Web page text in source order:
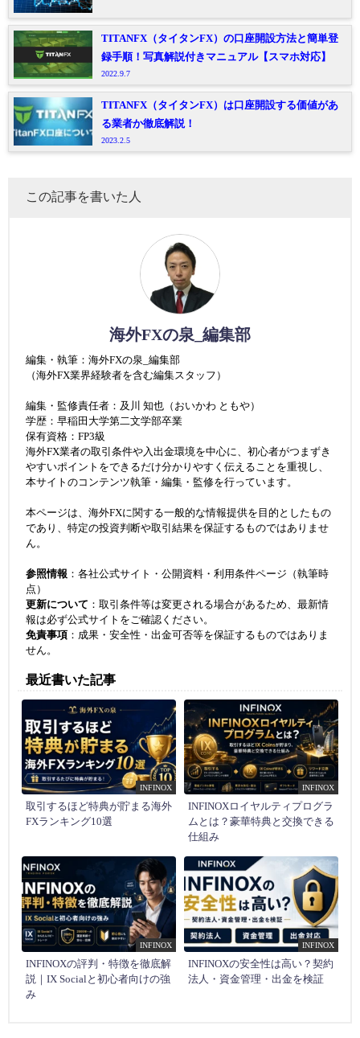
TITANFX（タイタンFX）の口座開設方法と簡単登
録手順！写真解説付きマニュアル【スマホ対応】
2022.9.7
TITANFX（タイタンFX）は口座開設する価値があ
る業者か徹底解説！
2023.2.5
この記事を書いた人
海外FXの泉_編集部
編集・執筆：海外FXの泉_編集部
（海外FX業界経験者を含む編集スタッフ）
編集・監修責任者：及川 知也（おいかわ ともや）
学歴：早稲田大学第二文学部卒業
保有資格：FP3級
海外FX業者の取引条件や入出金環境を中心に、初心者がつまずき
やすいポイントをできるだけ分かりやすく伝えることを重視し、
本サイトのコンテンツ執筆・編集・監修を行っています。
本ページは、海外FXに関する一般的な情報提供を目的としたもの
であり、特定の投資判断や取引結果を保証するものではありませ
ん。
参照情報 ：各社公式サイト・公開資料・利用条件ページ（執筆時
点）
更新について ：取引条件等は変更される場合があるため、最新情
報は必ず公式サイトをご確認ください。
免責事項 ：成果・安全性・出金可否等を保証するものではありま
せん。
最近書いた記事
INFINOX
取引するほど特典が貯まる海外
FXランキング10選
INFINOX
INFINOXロイヤルティプログラ
ムとは？豪華特典と交換できる
仕組み
INFINOX
INFINOXの評判・特徴を徹底解
説｜IX Socialと初心者向けの強
み
INFINOX
INFINOXの安全性は高い？契約
法人・資金管理・出金を検証